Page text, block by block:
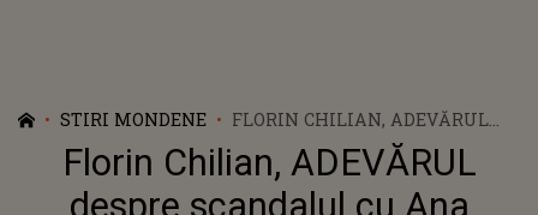
STIRI MONDENE
FLORIN CHILIAN, ADEVĂRUL
DESPRE SCANDALUL CU ANA
MARIA GEORGESCU. CE SPUNE
DESPRE ACUZAȚIILE DE
Florin Chilian, ADEVĂRUL
despre scandalul cu Ana